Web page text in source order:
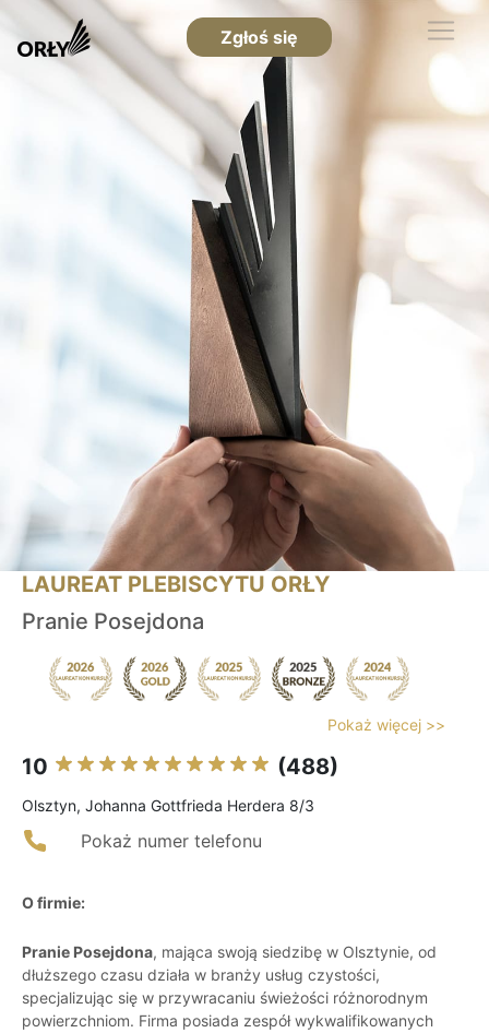
Zgłoś się
LAUREAT PLEBISCYTU ORŁY
Pranie Posejdona
Pokaż więcej >>
10 (488)
Olsztyn, Johanna Gottfrieda Herdera 8/3
Pokaż numer telefonu
O firmie:
Pranie Posejdona, mająca swoją siedzibę w Olsztynie, od
dłuższego czasu działa w branży usług czystości,
specjalizując się w przywracaniu świeżości różnorodnym
powierzchniom. Firma posiada zespół wykwalifikowanych